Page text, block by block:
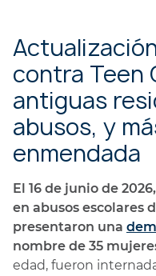
contra Teen
antiguas
abusos, y
enmendada
El 16 de junio de
en abusos escolares
presentaron una
nombre de 35
edad, fueron